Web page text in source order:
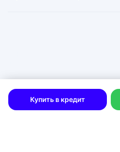
Купить в кредит
Согласие на рекламную рассылку